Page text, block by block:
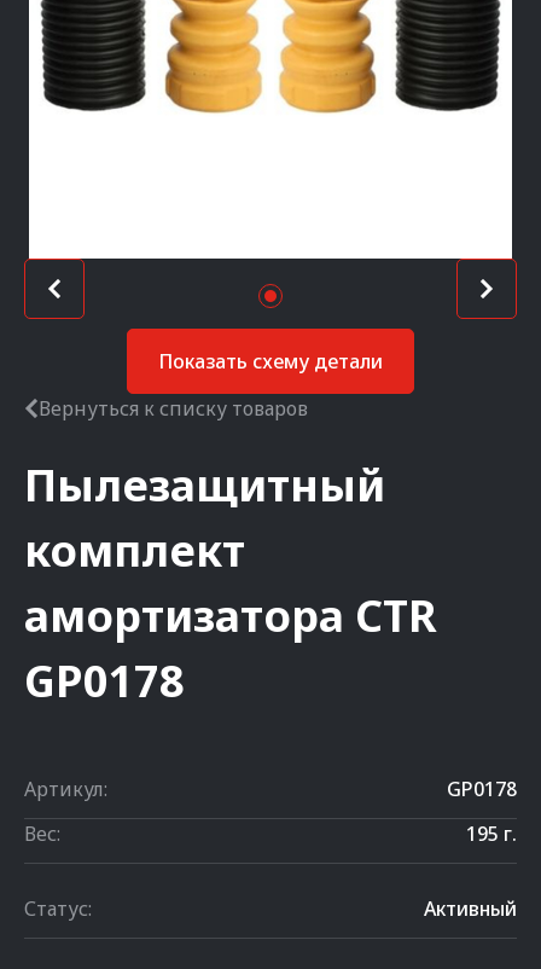
Показать схему детали
Вернуться к списку товаров
Пылезащитный
комплект
амортизатора CTR
GP0178
Артикул:
GP0178
Вес:
195 г.
Статус: Активный